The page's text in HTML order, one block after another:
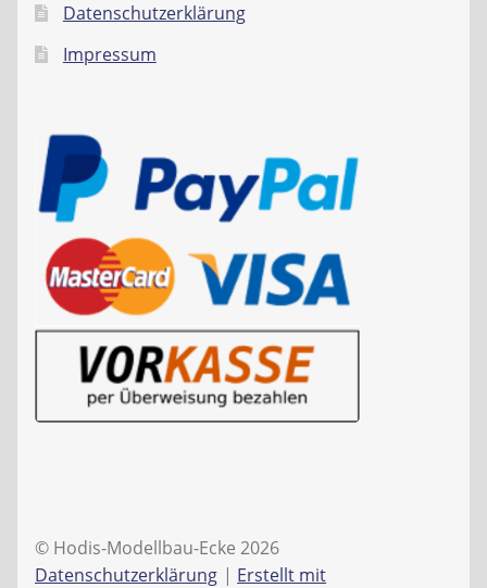
Datenschutzerklärung
Impressum
© Hodis-Modellbau-Ecke 2026
Datenschutzerklärung
Erstellt mit